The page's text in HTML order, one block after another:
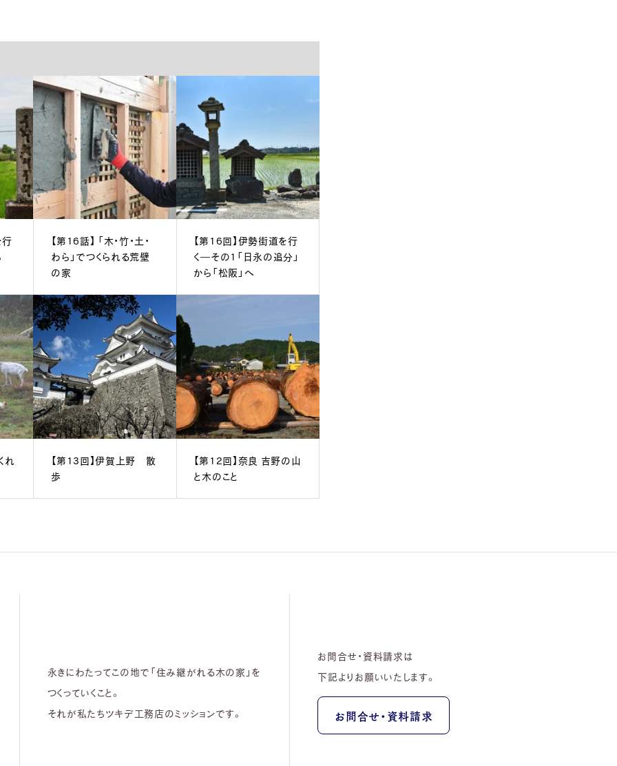
行
【第16話】 「木・竹・土・
わら」でつくられる荒壁
の家
【第16回】伊勢街道を行
く―その1「日永の追分」
から「松阪」へ
れ
【第13回】伊賀上野 散
歩
【第12回】奈良 吉野の山
と木のこと
永きにわたってこの地で「住み継がれる木の家」を
つくっていくこと。
それが私たちツキデ工務店のミッションです。
お問合せ・資料請求は
下記よりお願いいたします。
お問合せ・資料請求